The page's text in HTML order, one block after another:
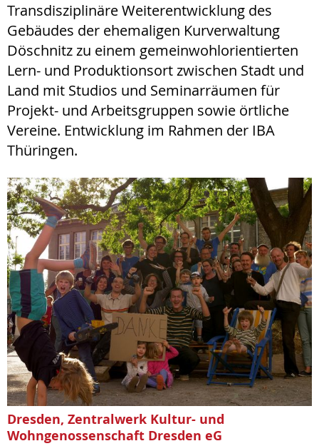
Transdisziplinäre Weiterentwicklung des
Gebäudes der ehemaligen Kurverwaltung
Döschnitz zu einem gemeinwohlorientierten
Lern- und Produktionsort zwischen Stadt und
Land mit Studios und Seminarräumen für
Projekt- und Arbeitsgruppen sowie örtliche
Vereine. Entwicklung im Rahmen der IBA
Thüringen.
Dresden, Zentralwerk Kultur- und
Wohngenossenschaft Dresden eG